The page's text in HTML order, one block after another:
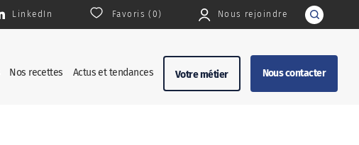
LinkedIn Favoris ( 0 ) Nous rejoindre
Nos recettes Actus et tendances Votre métier Nous contacter